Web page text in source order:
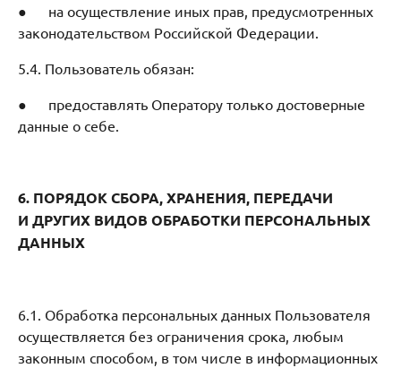
● на осуществление иных прав, предусмотренных
законодательством Российской Федерации.
5.4. Пользователь обязан:
● предоставлять Оператору только достоверные
данные о себе.
6. ПОРЯДОК СБОРА, ХРАНЕНИЯ, ПЕРЕДАЧИ
И ДРУГИХ ВИДОВ ОБРАБОТКИ ПЕРСОНАЛЬНЫХ
ДАННЫХ
6.1. Обработка персональных данных Пользователя
осуществляется без ограничения срока, любым
законным способом, в том числе в информационных